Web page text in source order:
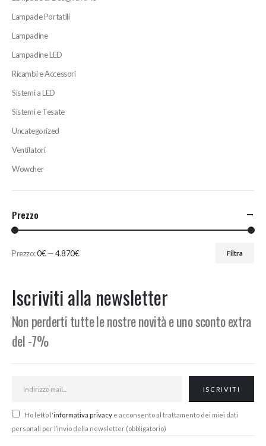
Lampade Portatili
Lampadine
Lampadine LED
Ricambi e Accessori
Sistemi a LED
Sistemi e Tesate
Uncategorized
Ventilatori
Wowcher
Prezzo
Filtra
Prezzo:0€—4.870€
Iscriviti alla newsletter
Non perderti tutte le nostre novità e uno sconto extra
del -7%
Ho letto l'informativa privacy e acconsento al trattamento dei miei dati
personali per l’invio della newsletter (obbligatorio)